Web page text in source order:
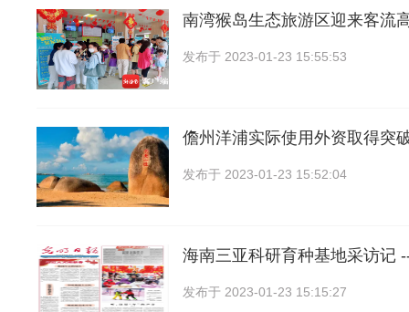
南湾猴岛生态旅游区迎来客流
发布于 2023-01-23 15:55:53
儋州洋浦实际使用外资取得突
发布于 2023-01-23 15:52:04
海南三亚科研育种基地采访记
发布于 2023-01-23 15:15:27